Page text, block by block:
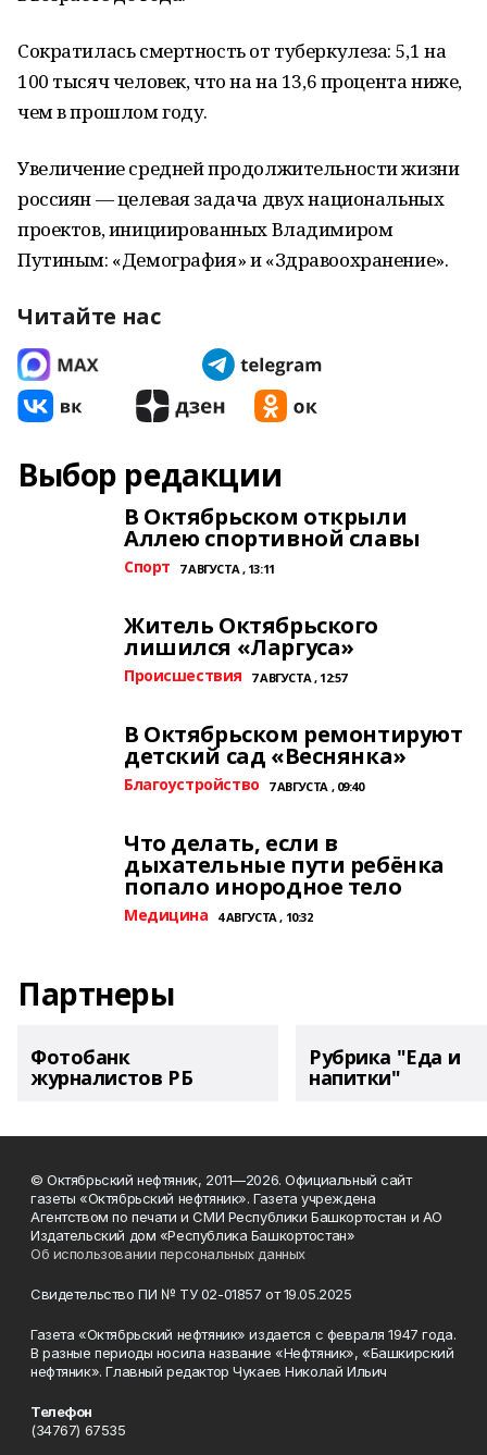
Сократилась смертность от туберкулеза: 5,1 на
100 тысяч человек, что на на 13,6 процента ниже,
чем в прошлом году.
Увеличение средней продолжительности жизни
россиян — целевая задача двух национальных
проектов, инициированных Владимиром
Путиным: «Демография» и «Здравоохранение».
Читайте нас
Выбор редакции
В Октябрьском открыли
Аллею спортивной славы
Спорт 7 АВГУСТА , 13:11
Житель Октябрьского
лишился «Ларгуса»
Происшествия 7 АВГУСТА , 12:57
В Октябрьском ремонтируют
детский сад «Веснянка»
Благоустройство 7 АВГУСТА , 09:40
Что делать, если в
дыхательные пути ребёнка
попало инородное тело
Медицина 4 АВГУСТА , 10:32
Партнеры
Фотобанк
журналистов РБ
Рубрика "Еда и
напитки"
© Октябрьский нефтяник, 2011—2026. Официальный сайт
газеты «Октябрьский нефтяник». Газета учреждена
Агентством по печати и СМИ Республики Башкортостан и АО
Издательский дом «Республика Башкортостан»
Об использовании персональных данных
Свидетельство ПИ № ТУ 02-01857 от 19.05.2025
Газета «Октябрьский нефтяник» издается с февраля 1947 года.
В разные периоды носила название «Нефтяник», «Башкирский
нефтяник». Главный редактор Чукаев Николай Ильич
Телефон
(34767) 67535